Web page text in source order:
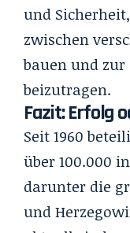
und
zwischen
bauen und
beizutragen.
Fazit: Erfolg
Seit 1960
über 100.000
darunter die
und